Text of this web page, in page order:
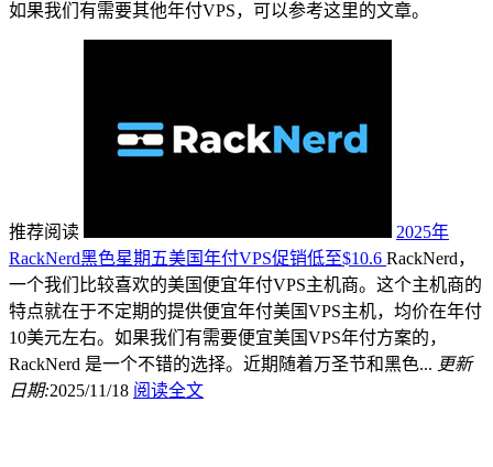
如果我们有需要其他年付VPS，可以参考这里的文章。
推荐阅读
2025年
RackNerd黑色星期五美国年付VPS促销低至$10.6 RackNerd，
一个我们比较喜欢的美国便宜年付VPS主机商。这个主机商的
特点就在于不定期的提供便宜年付美国VPS主机，均价在年付
10美元左右。如果我们有需要便宜美国VPS年付方案的，
RackNerd 是一个不错的选择。近期随着万圣节和黑色... 更新
日期:2025/11/18 阅读全文